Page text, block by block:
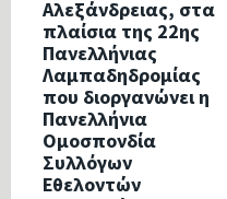
Αλεξάνδρειας, στα
πλαίσια της 22ης
Πανελλήνιας
Λαμπαδηδρομίας
που διοργανώνει η
Πανελλήνια
Ομοσπονδία
Συλλόγων
Εθελοντών